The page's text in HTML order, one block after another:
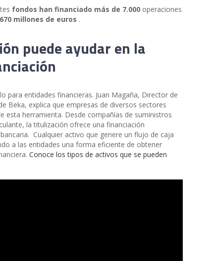
fondos han financiado más de 7.000 operaciones
millones de euros .
puede ayudar en la
para entidades financieras. Juan Magaña, Director de
Beka, explica que empresas de diversos sectores
esta herramienta. Desde compañías de suministros
la titulización ofrece una financiación
Cualquier activo que genere un flujo de caja
a las entidades una forma eficiente de obtener
Conoce los tipos de activos que se pueden